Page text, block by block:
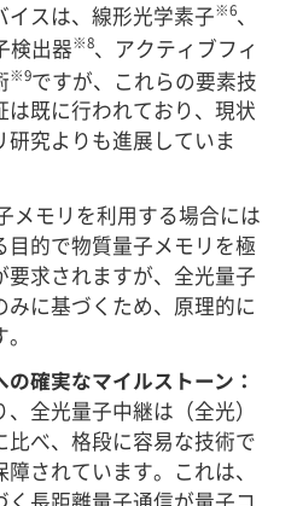
イスは、線形光学素子※6、
検出器※8、アクティブフィ
※9ですが、これらの要素技
は既に行われており、現状
研究よりも進展していま
メモリを利用する場合には
目的で物質量子メモリを極
要求されますが、全光量子
みに基づくため、原理的に
確実なマイルストーン：
全光量子中継は（全光）
比べ、格段に容易な技術で
されています。これは、